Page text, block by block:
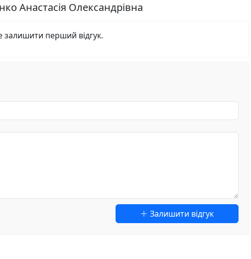
Анастасія Олександрівна
залишити перший відгук.
Залишити відгук